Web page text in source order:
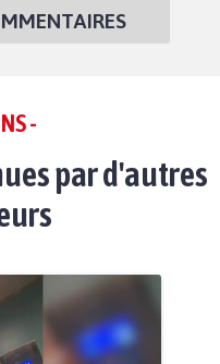
-
par d'autres